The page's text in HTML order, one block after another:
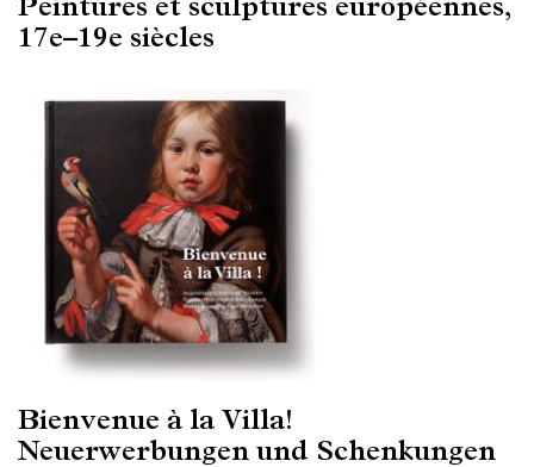
Peintures et sculptures européennes,
17e–19e siècles
Bienvenue à la Villa!
Neuerwerbungen und Schenkungen